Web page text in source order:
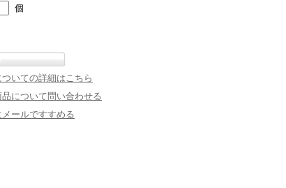
個
いての詳細はこちら
品について問い合わせる
ールですすめる